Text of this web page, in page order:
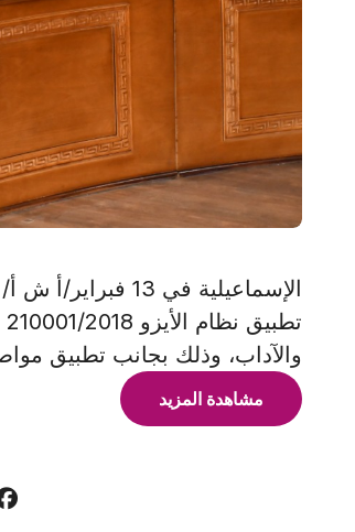
الإسماعيلية
والآداب، وذلك بجانب تطبيق مواصفة 9001/2015 التي تطبق على إدارة
مشاهدة المزيد